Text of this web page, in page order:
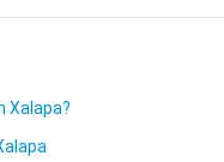
Xalapa?